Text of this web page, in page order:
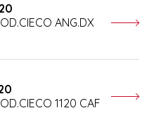
ANG.DX
1120 CAF